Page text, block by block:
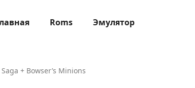
Roms
Эмулятор
+ Bowser’s Minions